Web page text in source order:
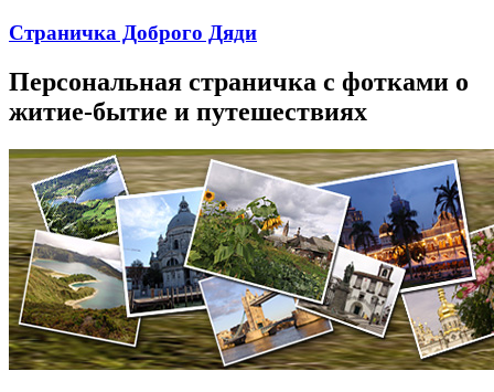
Страничка Доброго Дяди
Персональная страничка с фотками о
житие-бытие и путешествиях